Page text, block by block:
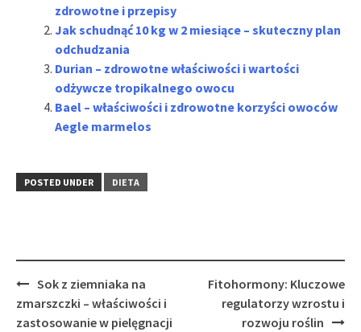
zdrowotne i przepisy
Jak schudnąć 10 kg w 2 miesiące – skuteczny plan
odchudzania
Durian – zdrowotne właściwości i wartości
odżywcze tropikalnego owocu
Bael – właściwości i zdrowotne korzyści owoców
Aegle marmelos
POSTED UNDER DIETA
Post
navigation
Sok z ziemniaka na
zmarszczki – właściwości i
zastosowanie w pielęgnacji
Fitohormony: Kluczowe
regulatorzy wzrostu i
rozwoju roślin